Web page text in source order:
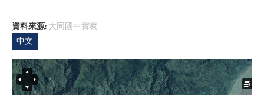
資料來源: 大同國中實察
中文